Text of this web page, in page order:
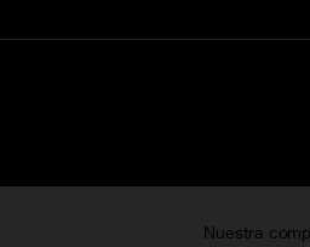
Nuestra